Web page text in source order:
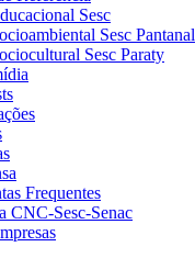
Sesc
Sesc Pantanal
Sesc Paraty
Frequentes
CNC-Sesc-Senac